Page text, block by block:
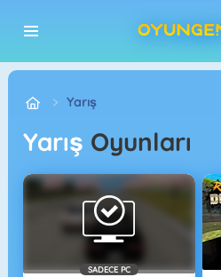
Yarış
Yarış Oyunları
SADECE PC